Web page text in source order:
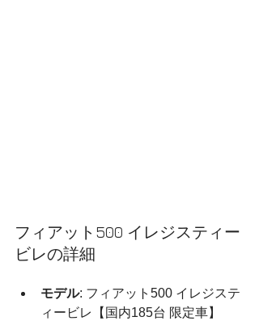
フィアット500 イレジスティー
ビレの詳細
モデル: フィアット500 イレジステ
ィービレ【国内185台 限定車】